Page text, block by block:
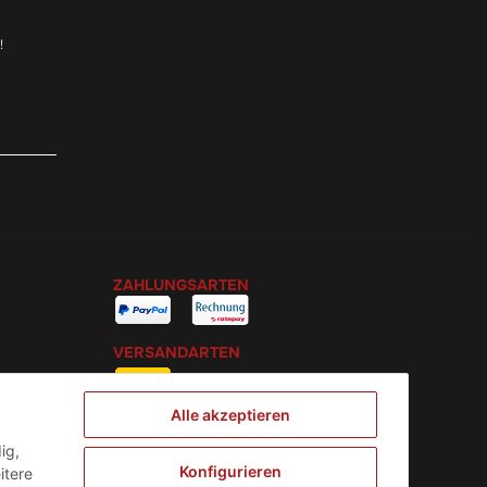
ZAHLUNGSARTEN
VERSANDARTEN
Alle akzeptieren
Konfigurieren